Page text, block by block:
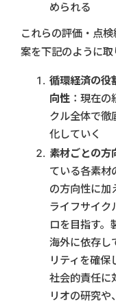
められる
これらの評価・点
案を下記のように取
循環経済の
向性 ：現在
クル全体で徹
化していく
素材ごとの方
ている各素材
の方向性に加
ライフサイク
ロを目指す。
海外に依存し
リティを確保
社会的責任に
リオの研究